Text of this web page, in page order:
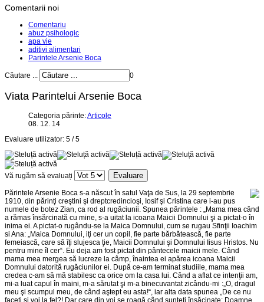
Comentarii noi
Comentariu
abuz psihologic
apa vie
aditivi alimentari
Parintele Arsenie Boca
Căutare ... 0
Viata Parintelui Arsenie Boca
Categoria părinte:Articole
08. 12. 14
Evaluare utilizator: 5 /5
Vă rugăm să evaluați
Părintele Arsenie Boca s-a născut în satul Vaţa de Sus, la 29 septembrie
1910, din părinţi creştini şi dreptcredincioşi, Iosif şi Cristina care i-au pus
numele de botez Zian, ca rod al rugăciunii. Spunea părintele : „Mama mea când
a rămas însărcinată cu mine, s-a uitat la icoana Maicii Domnului şi a pictat-o în
inima ei. A pictat-o rugându-se la Maica Domnului, cum se rugau Sfinţii Ioachim
si Ana: „Maica Domnului, iţi cer un copil, fie parte bărbătească, fie parte
femeiască, care să îţi slujesca ţie, Maicii Domnului şi Domnului Iisus Hristos. Nu
pentru mine îl cer“. Eu deja am fost pictat din pântecele maicii mele. Când
mama mea mergea să lucreze la câmp, înaintea ei apărea icoana Maicii
Domnului datorită rugăciunilor ei. După ce-am terminat studiile, mama mea
credea c-am să mă stabilesc ca orice om la casa lui. Când a aflat ce intenţii am,
mi-a luat capul în maini, m-a sărutat şi m-a binecuvantat zicându-mi :„O, dragul
meu şi scumpul meu, de când aştept eu asta!“, iar alta data spunea „De ce nu
faceţi şi voi la fel?! Dar care din voi se roagă când sunteţi însăcinate: Doamne,